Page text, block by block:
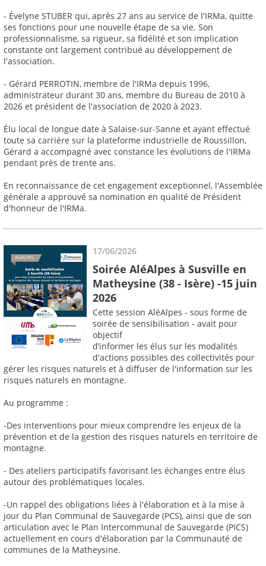
- Évelyne STUBER qui, après 27 ans au service de l'IRMa, quitte
ses fonctions pour une nouvelle étape de sa vie. Son
professionnalisme, sa rigueur, sa fidélité et son implication
constante ont largement contribué au développement de
l'association.
- Gérard PERROTIN, membre de l'IRMa depuis 1996,
administrateur durant 30 ans, membre du Bureau de 2010 à
2026 et président de l'association de 2020 à 2023.
Élu local de longue date à Salaise-sur-Sanne et ayant effectué
toute sa carrière sur la plateforme industrielle de Roussillon,
Gérard a accompagné avec constance les évolutions de l'IRMa
pendant près de trente ans.
En reconnaissance de cet engagement exceptionnel, l'Assemblée
générale a approuvé sa nomination en qualité de Président
d'honneur de l'IRMa.
17/06/2026
Soirée AléAlpes à Susville en
Matheysine (38 - Isère) -15 juin
2026
Cette session AléAlpes - sous forme de
soirée de sensibilisation - avait pour
objectif
d’informer les élus sur les modalités
d'actions possibles des collectivités pour
gérer les risques naturels et à diffuser de l'information sur les
risques naturels en montagne.
Au programme :
-Des interventions pour mieux comprendre les enjeux de la
prévention et de la gestion des risques naturels en territoire de
montagne.
- Des ateliers participatifs favorisant les échanges entre élus
autour des problématiques locales.
-Un rappel des obligations liées à l'élaboration et à la mise à
jour du Plan Communal de Sauvegarde (PCS), ainsi que de son
articulation avec le Plan Intercommunal de Sauvegarde (PICS)
actuellement en cours d'élaboration par la Communauté de
communes de la Matheysine.